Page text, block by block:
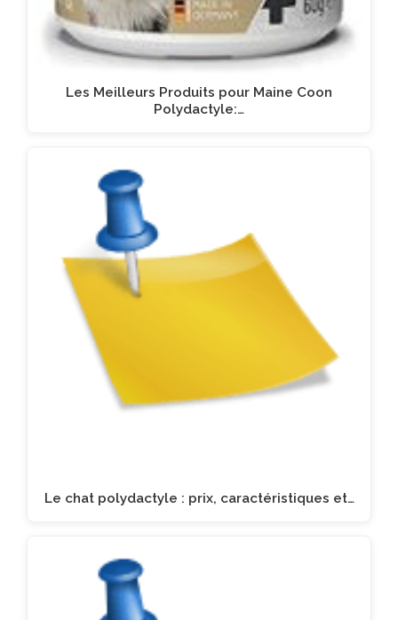
Les Meilleurs Produits pour Maine Coon
Polydactyle:…
Le chat polydactyle : prix, caractéristiques et…